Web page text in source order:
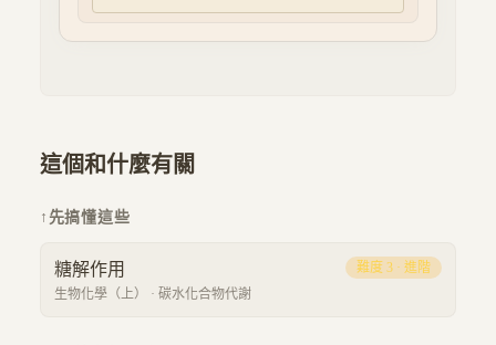
這個和什麼有關
↑ 先搞懂這些
糖解作用
生物化學（上） · 碳水化合物代謝
難度 3 · 進階